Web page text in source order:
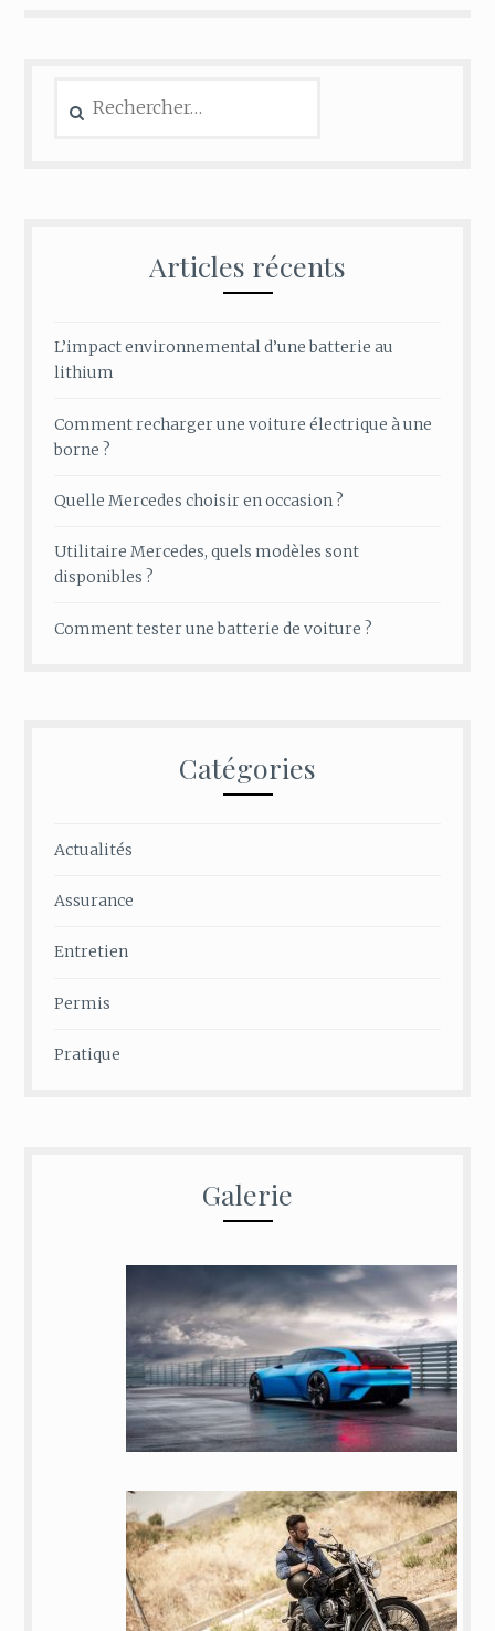
Articles récents
L’impact environnemental d’une batterie au
lithium
Comment recharger une voiture électrique à une
borne ?
Quelle Mercedes choisir en occasion ?
Utilitaire Mercedes, quels modèles sont
disponibles ?
Comment tester une batterie de voiture ?
Catégories
Actualités
Assurance
Entretien
Permis
Pratique
Galerie